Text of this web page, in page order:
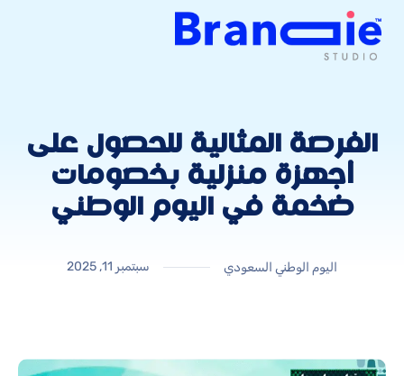
الفرصة المثالية للحصول على
أجهزة منزلية بخصومات
ضخمة في اليوم الوطني
اليوم الوطني السعودي سبتمبر 11, 2025